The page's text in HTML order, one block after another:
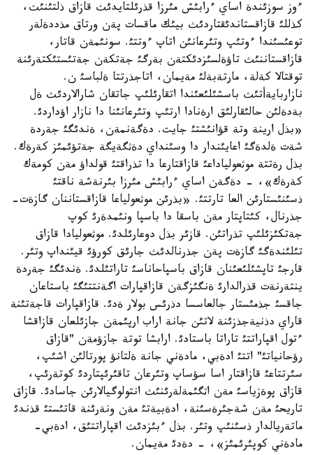
ءوز سوزئندة اساي ءرابئش مئرزا قذرئلتايدئث قازاق ذلتئنئث،
كذللئ قازاقستاندئقتاردئث بيئك ماقسات پةن ورتاق مذددةلةر
توعئسئندا ءوتئپ وتئرعانئن اتاپ ءوتتئ. سونئمةن قاتار،
قازاقستاننئث تاؤةلسئزدئكتةن بةرگئ جةتكةن جةتئستئكتةرئنة
توقتالا كةلة، مارتةبةلئ مةيمان، اتاجذرتتا ةلباسئ ن.
نازاربايةأتئث باسشئلئعئندا اتقارئلئپ جاتقان شارالاردئث ةل
بةدةلئن حالئقارلئق ارةنادا ارتئپ وتئرعانئنا دا نازار اؤداردئ.
«بذل ارينة وتة قؤانئشتئ جايت. دةگةنمةن، ةندئگئ جةردة
شةت ةلدةگئ اعايئندار دا وسئنداي دةثگةيگة جةتؤئمئز كةرةك.
بذل رةتتة موثعولياداعئ قازاقتارعا دا تذراقتئ قولداؤ مةن كومةك
كةرةك»، - دةگةن اساي ءرابئش مئرزا بئرنةشة ناقتئ
ذسئنئستارئن العا تارتتئ. «بذرئن موثعولياعا قازاقستاننان گازةت-
جذرنال، كئتاپتار مةن باسقا دا باسپا ونئمدةرئ كوپ
جةتكئزئلئپ تذراتئن. قازئر بذل دوعارئلدئ. موثعوليادا قازاق
تئلئندةگئ گازةت پةن جذرنالدئث جارئق كورؤئ قيئنداپ وتئر.
قارجئ تاپشئلئعئنان قازاق باسپاحاناسئ تاراتئلدئ. ةندئگئ جةردة
ينتةرنةت قذرالدارئ ةنگئزگةن قازاقپارات اگةنتتئگئ باستاعان
جاقسئ جذمئستار جالعاسسا دذرئس بولار ةدئ. قازاقپارات قاجةتئنة
قاراي دذنيةجذزئنة لاتئن جانة اراب ارپئمةن جازئلعان قازاقشا
ءتول اقپاراتتئ تاراتا باستادئ. ارابشا توتة جازؤمةن "قازاق
رؤحانياتئ" اتتئ ادةبي، مادةني جانة ةلتانؤ پورتالئن اشئپ،
سئرتتاعئ قازاقتار اسا سؤساپ وتئرعان تاقئرئپتاردئ كوتةرئپ،
قازاق پوةزياسئ مةن اثگئمةلةرئنئث انتولوگيالارئن جاسادئ. قازاق
تاريحئ مةن شةجئرةسئنة، ادةبيةتئ مةن ونةرئنة قاتئستئ قذندئ
ماتةريالدار ذسئنئپ وتئر. بذل ءبئزدئث اقپاراتتئق، ادةبي-
مادةني كوپئرئمئز»، - دةدئ مةيمان.